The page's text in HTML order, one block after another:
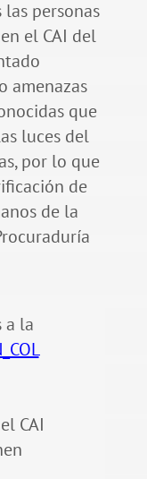
personas
el CAI del
amenazas
que
luces del
por lo que
de
de la
a la
CAI